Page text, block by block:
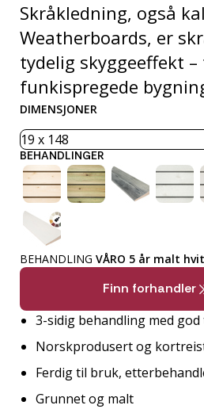
Skråkledning, også
Weatherboards, er
tydelig skyggeeffekt
funkispregede
DIMENSJONER
BEHANDLINGER
BEHANDLING VÅRO 5 år malt hvit
Finn forhandler
3-sidig behandling med
Norskprodusert og
Ferdig til bruk,
Grunnet og malt